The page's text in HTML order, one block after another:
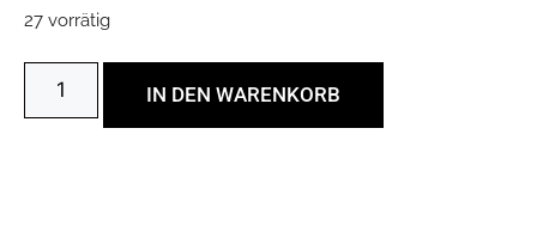
27 vorrätig
IN DEN WARENKORB